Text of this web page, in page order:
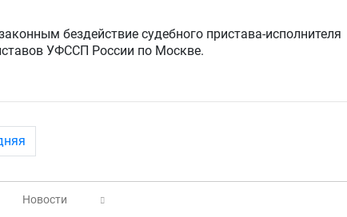
бездействие судебного пристава-исполнителя
УФССП России по Москве.
Новости